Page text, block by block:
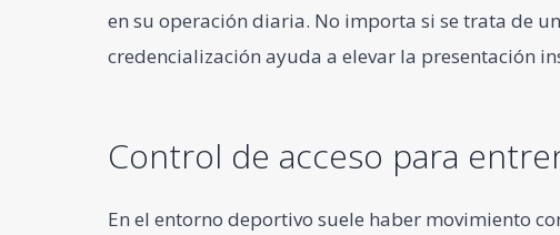
en su operación diaria. No importa si se trata de
credencialización ayuda a elevar la presentación
Control de acceso para
En el entorno deportivo suele haber movimiento